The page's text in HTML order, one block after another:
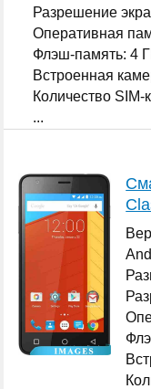
Разрешение
Оперативная
Флэш-память: 4
Встроенная
Количество SIM-
...